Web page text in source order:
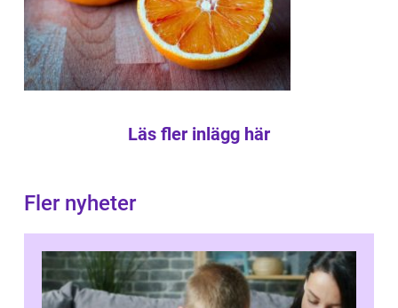
Läs fler inlägg här
Fler nyheter